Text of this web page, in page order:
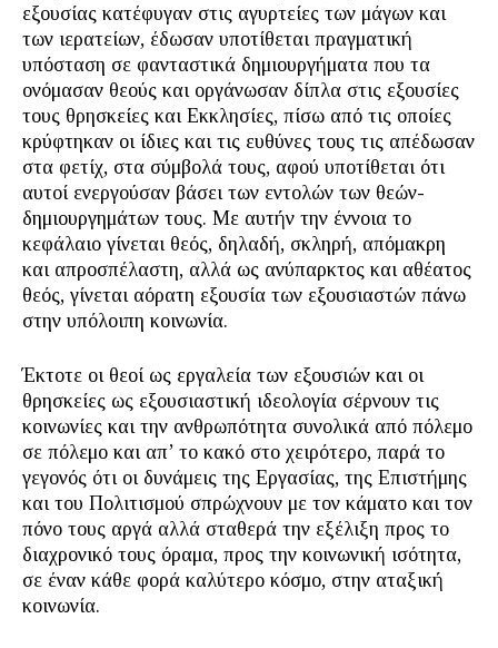
εξουσίας κατέφυγαν στις αγυρτείες των μάγων και
των ιερατείων, έδωσαν υποτίθεται πραγματική
υπόσταση σε φανταστικά δημιουργήματα που τα
ονόμασαν θεούς και οργάνωσαν δίπλα στις εξουσίες
τους θρησκείες και Εκκλησίες, πίσω από τις οποίες
κρύφτηκαν οι ίδιες και τις ευθύνες τους τις απέδωσαν
στα φετίχ, στα σύμβολά τους, αφού υποτίθεται ότι
αυτοί ενεργούσαν βάσει των εντολών των θεών-
δημιουργημάτων τους. Με αυτήν την έννοια το
κεφάλαιο γίνεται θεός, δηλαδή, σκληρή, απόμακρη
και απροσπέλαστη, αλλά ως ανύπαρκτος και αθέατος
θεός, γίνεται αόρατη εξουσία των εξουσιαστών πάνω
στην υπόλοιπη κοινωνία.
Έκτοτε οι θεοί ως εργαλεία των εξουσιών και οι
θρησκείες ως εξουσιαστική ιδεολογία σέρνουν τις
κοινωνίες και την ανθρωπότητα συνολικά από πόλεμο
σε πόλεμο και απ’ το κακό στο χειρότερο, παρά το
γεγονός ότι οι δυνάμεις της Εργασίας, της Επιστήμης
και του Πολιτισμού σπρώχνουν με τον κάματο και τον
πόνο τους αργά αλλά σταθερά την εξέλιξη προς το
διαχρονικό τους όραμα, προς την κοινωνική ισότητα,
σε έναν κάθε φορά καλύτερο κόσμο, στην αταξική
κοινωνία.